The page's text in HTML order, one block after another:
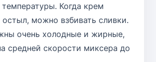
Когда крем
можно взбивать сливки.
очень холодные и жирные,
средней скорости миксера до